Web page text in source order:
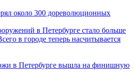
около 300 дореволюционных
в Петербурге стало больше
в городе теперь насчитывается
в Петербурге вышла на финишную